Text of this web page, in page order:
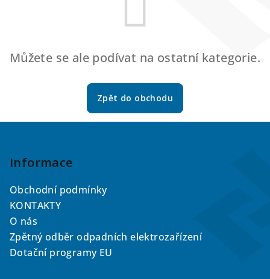
Můžete se ale podívat na ostatní kategorie.
Zpět do obchodu
Informace
Obchodní podmínky
KONTAKTY
O nás
Zpětný odběr odpadních elektrozařízení
Dotační programy EU